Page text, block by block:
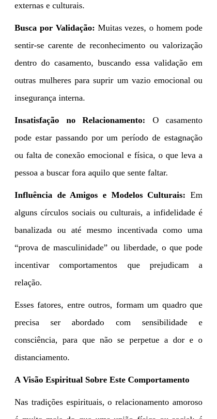
externas e culturais.
Busca por Validação: Muitas vezes, o homem pode
sentir-se carente de reconhecimento ou valorização
dentro do casamento, buscando essa validação em
outras mulheres para suprir um vazio emocional ou
insegurança interna.
Insatisfação no Relacionamento: O casamento
pode estar passando por um período de estagnação
ou falta de conexão emocional e física, o que leva a
pessoa a buscar fora aquilo que sente faltar.
Influência de Amigos e Modelos Culturais: Em
alguns círculos sociais ou culturais, a infidelidade é
banalizada ou até mesmo incentivada como uma
“prova de masculinidade” ou liberdade, o que pode
incentivar comportamentos que prejudicam a
relação.
Esses fatores, entre outros, formam um quadro que
precisa ser abordado com sensibilidade e
consciência, para que não se perpetue a dor e o
distanciamento.
A Visão Espiritual Sobre Este Comportamento
Nas tradições espirituais, o relacionamento amoroso